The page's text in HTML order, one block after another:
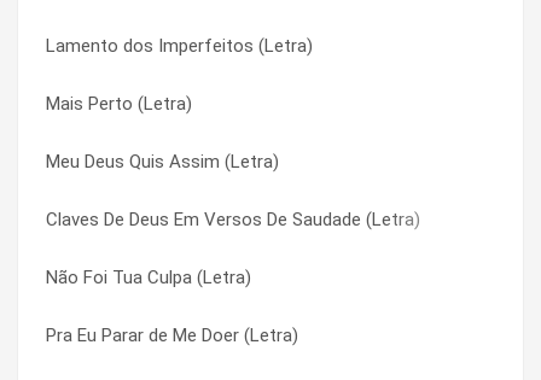
Lamento dos Imperfeitos (Letra)
Mais Perto (Letra)
Meu Deus Quis Assim (Letra)
Claves De Deus Em Versos De Saudade (Letra)
Não Foi Tua Culpa (Letra)
Pra Eu Parar de Me Doer (Letra)
Na Rota do Eterno (Letra)
Na Rota Do Céu (Letra)
Na Mira (Letra)
Motivos Pra Recomeçar (Letra)
Missão de Profeta (Letra)
Milagres (Letra)
Missão de Profeta (Letra)
Missão de Profeta (Letra)
Motivos Pra Recomeçar (Letra)
Motivos Pra Recomeçar (Letra)
Na Mira (Letra)
Na Mira (Letra)